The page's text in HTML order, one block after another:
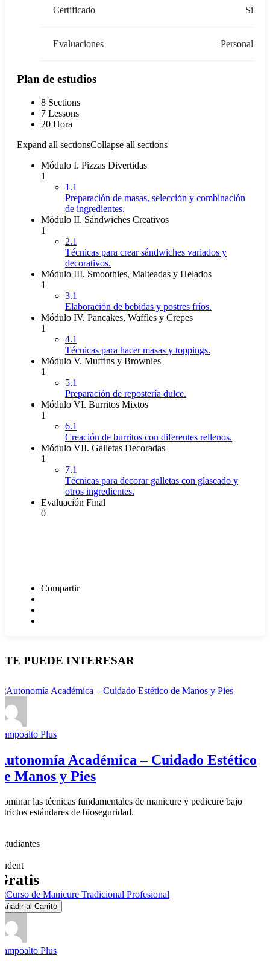
Certificado Si
Evaluaciones Personal
Plan de estudios
8 Sections
7 Lessons
20 Hora
Expand all sectionsCollapse all sections
Módulo I. Pizzas Divertidas
1
1.1
Preparación de masas, selección y combinación
de ingredientes.
Módulo II. Sándwiches Creativos
1
2.1
Técnicas para crear sándwiches variados y
decorativos.
Módulo III. Smoothies, Malteadas y Helados
1
3.1
Elaboración de bebidas y postres fríos.
Módulo IV. Pancakes, Waffles y Crepes
1
4.1
Técnicas para hacer masas y toppings.
Módulo V. Muffins y Brownies
1
5.1
Preparación de repostería dulce.
Módulo VI. Burritos Mixtos
1
6.1
Creación de burritos con diferentes rellenos.
Módulo VII. Galletas Decoradas
1
7.1
Técnicas para decorar galletas con glaseado y
otros ingredientes.
Evaluación Final
0
Compartir
TE PUEDE INTERESAR
Plus
Académica – Cuidado Estético
Manos y Pies
las técnicas fundamentales de manicure y pedicure bajo
estándares de bioseguridad.
Añadir al Carrito
Plus